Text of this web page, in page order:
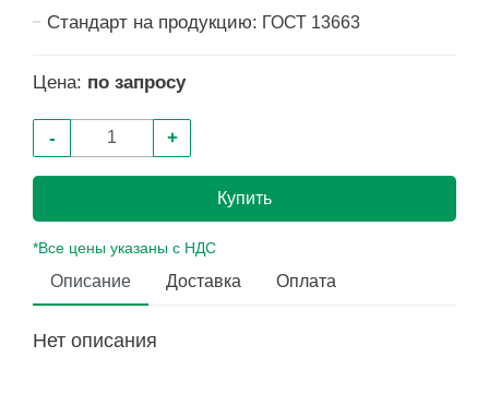
Стандарт на продукцию: ГОСТ 13663
Цена: по запросу
- +
Купить
*Все цены указаны с НДС
Описание Доставка Оплата
Нет описания